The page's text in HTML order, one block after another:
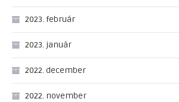
2023. február
2023. január
2022. december
2022. november